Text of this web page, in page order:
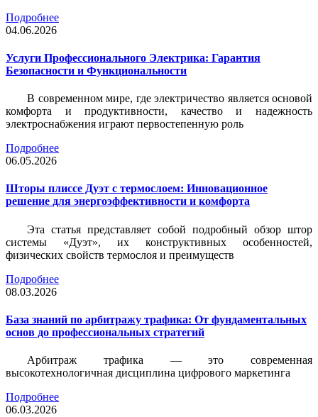
Подробнее
04.06.2026
Услуги Профессионального Электрика: Гарантия
Безопасности и Функциональности
В современном мире, где электричество является основой
комфорта и продуктивности, качество и надежность
электроснабжения играют первостепенную роль
Подробнее
06.05.2026
Шторы плиссе Дуэт с термослоем: Инновационное
решение для энергоэффективности и комфорта
Эта статья представляет собой подробный обзор штор
системы «Дуэт», их конструктивных особенностей,
физических свойств термослоя и преимуществ
Подробнее
08.03.2026
База знаний по арбитражу трафика: От фундаментальных
основ до профессиональных стратегий
Арбитраж трафика — это современная
высокотехнологичная дисциплина цифрового маркетинга
Подробнее
06.03.2026